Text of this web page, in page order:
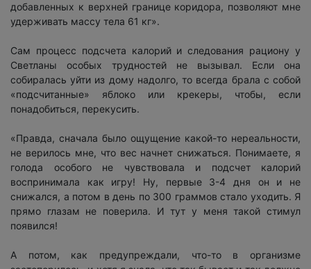
добавленных к верхней границе коридора, позволяют мне
удерживать массу тела 61 кг».
Сам процесс подсчета калорий и следования рациону у
Светланы особых трудностей не вызывал. Если она
собиралась уйти из дому надолго, то всегда брала с собой
«подсчитанные» яблоко или крекеры, чтобы, если
понадобиться, перекусить.
«Правда, сначала было ощущение какой-то нереальности,
не верилось мне, что вес начнет снижаться. Понимаете, я
голода особого не чувствовала и подсчет калорий
воспринимала как игру! Ну, первые 3-4 дня он и не
снижался, а потом в день по 300 граммов стало уходить. Я
прямо глазам не поверила. И тут у меня такой стимул
появился!
А потом, как предупреждали, что-то в организме